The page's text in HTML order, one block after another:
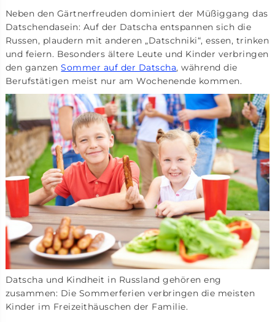
Neben den Gärtnerfreuden dominiert der Müßiggang das
Datschendasein: Auf der Datscha entspannen sich die
Russen, plaudern mit anderen „Datschniki“, essen, trinken
und feiern. Besonders ältere Leute und Kinder verbringen
den ganzenSommer auf der Datscha, während die
Berufstätigen meist nur am Wochenende kommen.
Datscha und Kindheit in Russland gehören eng
zusammen: Die Sommerferien verbringen die meisten
Kinder im Freizeithäuschen der Familie.